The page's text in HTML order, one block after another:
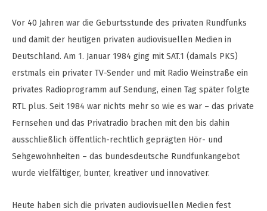
Vor 40 Jahren war die Geburtsstunde des privaten Rundfunks
und damit der heutigen privaten audiovisuellen Medien in
Deutschland. Am 1. Januar 1984 ging mit SAT.1 (damals PKS)
erstmals ein privater TV-Sender und mit Radio Weinstraße ein
privates Radioprogramm auf Sendung, einen Tag später folgte
RTL plus. Seit 1984 war nichts mehr so wie es war – das private
Fernsehen und das Privatradio brachen mit den bis dahin
ausschließlich öffentlich-rechtlich geprägten Hör- und
Sehgewohnheiten – das bundesdeutsche Rundfunkangebot
wurde vielfältiger, bunter, kreativer und innovativer.
Heute haben sich die privaten audiovisuellen Medien fest